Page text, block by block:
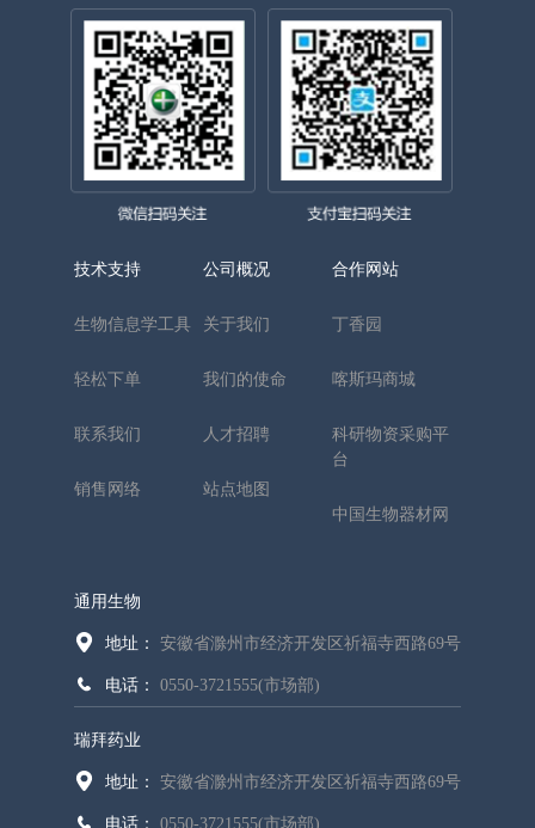
技术支持
生物信息学工具
轻松下单
联系我们
销售网络
公司概况
关于我们
我们的使命
人才招聘
站点地图
合作网站
丁香园
喀斯玛商城
科研物资采购平
台
中国生物器材网
通用生物
地址： 安徽省滁州市经济开发区祈福寺西路69号
电话： 0550-3721555(市场部)
瑞拜药业
地址： 安徽省滁州市经济开发区祈福寺西路69号
电话： 0550-3721555(市场部)